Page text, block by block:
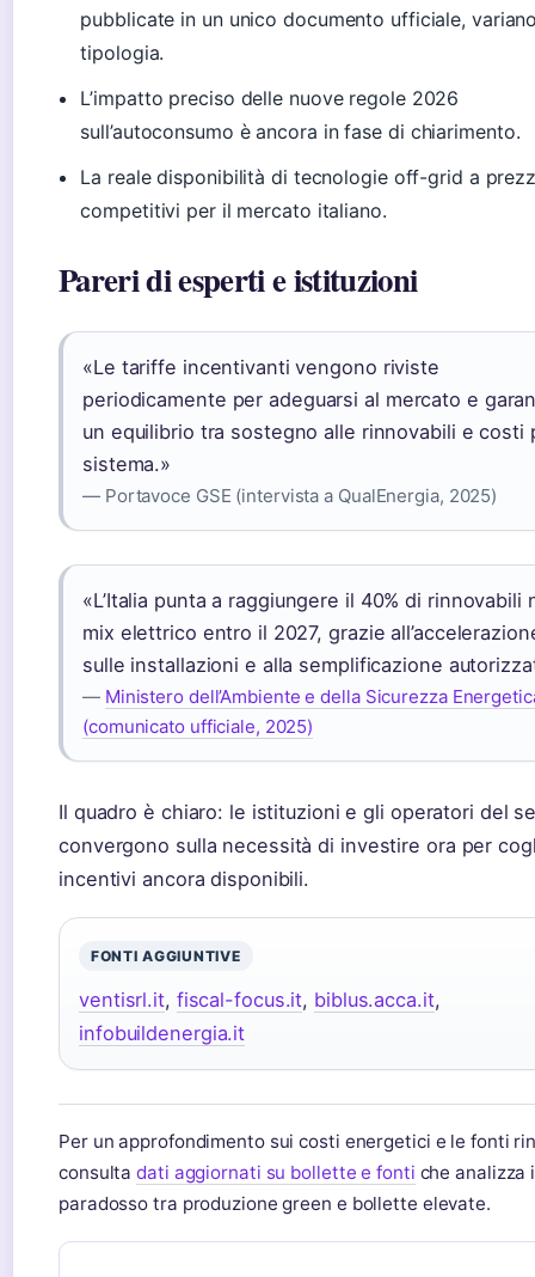
pubblicate in un unico documento ufficiale,
tipologia.
L’impatto preciso delle nuove regole 2026
sull’autoconsumo è ancora in fase di chiarimento.
La reale disponibilità di tecnologie off-grid a
competitivi per il mercato italiano.
Pareri di esperti e istituzioni
«Le tariffe incentivanti vengono riviste
periodicamente per adeguarsi al mercato e
un equilibrio tra sostegno alle rinnovabili e costi
sistema.»
— Portavoce GSE (intervista a QualEnergia, 2025)
«L’Italia punta a raggiungere il 40% di rinnovabili
mix elettrico entro il 2027, grazie
sulle installazioni e alla semplificazione
— Ministero dell’Ambiente e della Sicurezza
(comunicato ufficiale, 2025)
Il quadro è chiaro: le istituzioni e gli operatori del
convergono sulla necessità di investire ora per
incentivi ancora disponibili.
FONTI AGGIUNTIVE
ventisrl.it, fiscal-focus.it, biblus.acca.it,
infobuildenergia.it
Per un approfondimento sui costi energetici e le fonti
consultadati aggiornati su bollette e fonti che analizza
paradosso tra produzione green e bollette elevate.